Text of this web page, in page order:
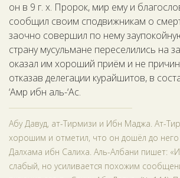
он в 9 г. х. Пророк, мир ему и
сообщил своим сподвижникам о
заочно совершил по нему
страну мусульмане переселились на
оказал им хороший приём и не
отказав делегации курайшитов, в
‘Амр ибн аль-‘Ас.
Абу Давуд, ат-Тирмизи и Ибн Маджа. Ат-
хорошим и отметил, что он дошёл до него
Далхама ибн Салиха. Аль-Албани пишет:
слабый, но усиливается похожим